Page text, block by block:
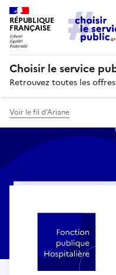
RÉPUBLIQUE
FRANÇAISE
Choisir le service
Retrouvez toutes les
Voir le fil d’Ariane